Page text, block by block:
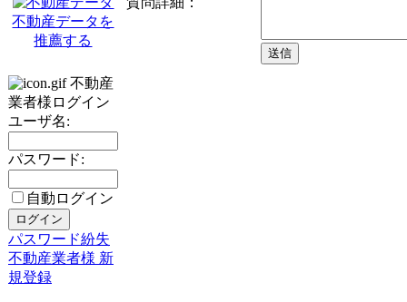
不動産データを
推薦する
不動産
業者様ログイン
ユーザ名:
パスワード:
自動ログイン
パスワード紛失
不動産業者様 新
規登録